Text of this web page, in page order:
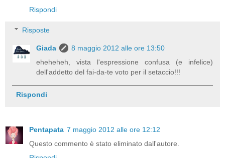
Rispondi
Risposte
Giada
8 maggio 2012 alle ore 13:50
eheheheh, vista l'espressione confusa (e infelice)
dell'addetto del fai-da-te voto per il setaccio!!!
Rispondi
Pentapata 7 maggio 2012 alle ore 12:12
Questo commento è stato eliminato dall'autore.